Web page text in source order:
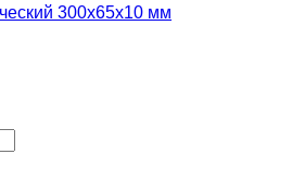
300х65х10 мм